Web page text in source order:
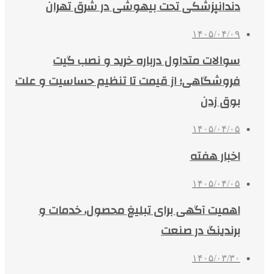
دندانپزشکی تحت بیهوشی در شرق تهران
۱۴۰۵/۰۴/۰۹
سوالات متداول درباره خرید و نصب گیت
فروشگاهی؛ از قیمت تا تنظیم حساسیت و علت
بوق زدن
۱۴۰۵/۰۴/۰۵
اخبار هفته
۱۴۰۵/۰۴/۰۵
اهمیت آگهی برای تبلیغ محصول، خدمات و
برندینگ در صنعت
۱۴۰۵/۰۳/۳۰